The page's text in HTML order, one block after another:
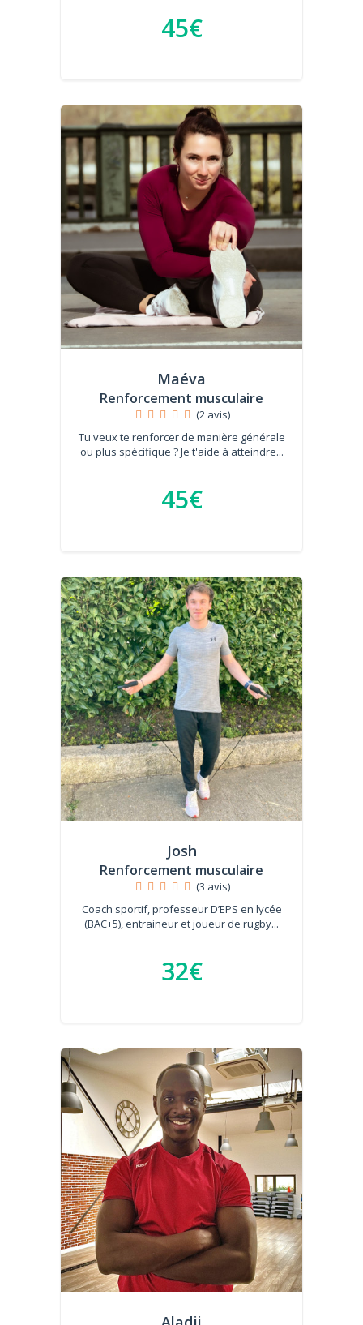
45€
Maéva
Renforcement musculaire
(2 avis)
Tu veux te renforcer de manière générale
ou plus spécifique ? Je t'aide à atteindre...
45€
Josh
Renforcement musculaire
(3 avis)
Coach sportif, professeur D’EPS en lycée
(BAC+5), entraineur et joueur de rugby...
32€